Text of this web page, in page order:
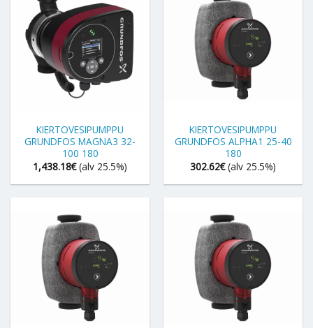
KIERTOVESIPUMPPU
GRUNDFOS MAGNA3 32-
100 180
1,438.18€ (alv 25.5%)
KIERTOVESIPUMPPU
GRUNDFOS ALPHA1 25-40
180
302.62€ (alv 25.5%)